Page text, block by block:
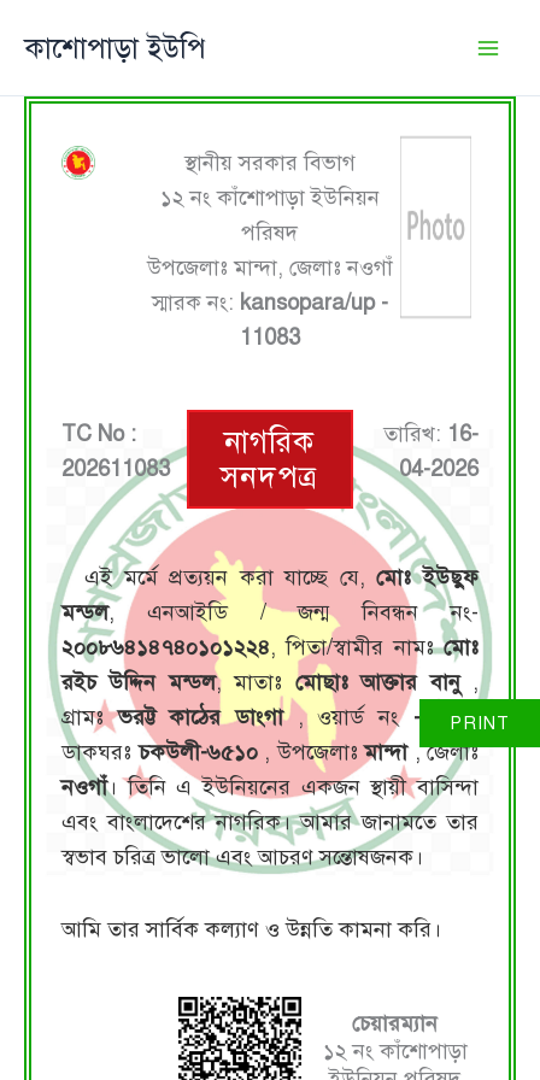
কাশোপাড়া ইউপি
স্থানীয় সরকার বিভাগ
১২ নং কাঁশোপাড়া ইউনিয়ন
পরিষদ
উপজেলাঃ মান্দা, জেলাঃ নওগাঁ
স্মারক নং: kansopara/up -
11083
TC No :
202611083
নাগরিক
সনদপত্র
তারিখ: 16-
04-2026
এই মর্মে প্রত্যয়ন করা যাচ্ছে যে,মোঃ ইউছুফ
মন্ডল, এনআইডি / জন্ম নিবন্ধন নং-
২০০৮৬৪১৪৭৪০১০১২২৪, পিতা/স্বামীর নামঃমোঃ
রইচ উদ্দিন মন্ডল, মাতাঃ মোছাঃ আক্তার বানু ,
গ্রামঃভরট্ট কাঠের ডাংগা , ওয়ার্ড নং- ০৯,
ডাকঘরঃচকউলী-৬৫১০ , উপজেলাঃমান্দা , জেলাঃ
নওগাঁ। তিনি এ ইউনিয়নের একজন স্থায়ী বাসিন্দা
এবং বাংলাদেশের নাগরিক। আমার জানামতে তার
স্বভাব চরিত্র ভালো এবং আচরণ সন্তোষজনক।
আমি তার সার্বিক কল্যাণ ও উন্নতি কামনা করি।
চেয়ারম্যান
১২ নং কাঁশোপাড়া